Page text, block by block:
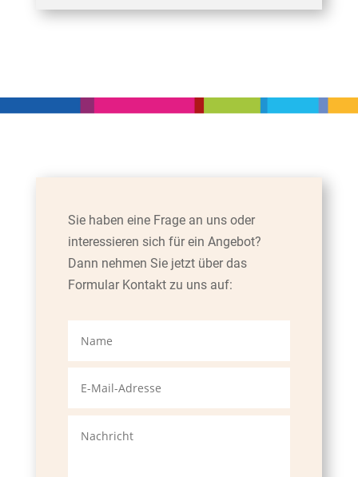
Sie haben eine Frage an uns oder
interessieren sich für ein Angebot?
Dann nehmen Sie jetzt über das
Formular Kontakt zu uns auf: